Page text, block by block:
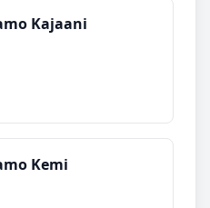
Kajaani
Kemi